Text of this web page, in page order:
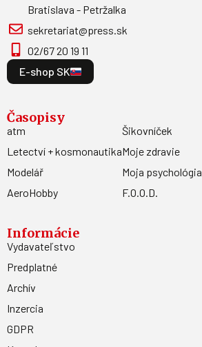
Bratislava - Petržalka
sekretariat@press.sk
02/67 20 19 11
E-shop SK
Časopisy
atm
Letectví + kosmonautika
Modelář
AeroHobby
Šikovníček
Moje zdravie
Moja psychológia
F.O.O.D.
Informácie
Vydavateľstvo
Predplatné
Archív
Inzercia
GDPR